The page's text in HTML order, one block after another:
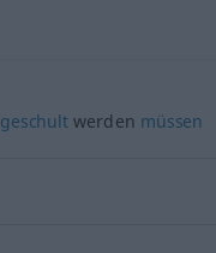
geschultwerden müssen